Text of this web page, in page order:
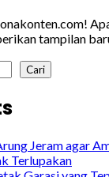
tampilan
Cari
Jeram agar
Terlupakan